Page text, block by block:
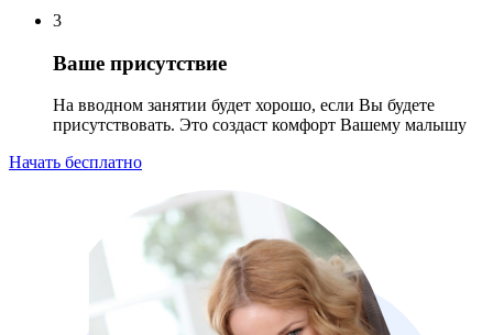
3
Ваше присутствие
На вводном занятии будет хорошо, если Вы будете
присутствовать. Это создаст комфорт Вашему малышу
Начать бесплатно